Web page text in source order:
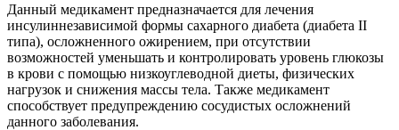
Данный медикамент предназначается для лечения
инсулиннезависимой формы сахарного диабета (диабета II
типа), осложненного ожирением, при отсутствии
возможностей уменьшать и контролировать уровень глюкозы
в крови с помощью низкоуглеводной диеты, физических
нагрузок и снижения массы тела. Также медикамент
способствует предупреждению сосудистых осложнений
данного заболевания.